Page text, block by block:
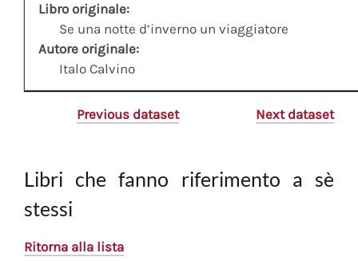
Libro originale:
Se una notte d’inverno un viaggiatore
Autore originale:
Italo Calvino
Previous dataset Next dataset
Libri che fanno riferimento a sè
stessi
Ritorna alla lista